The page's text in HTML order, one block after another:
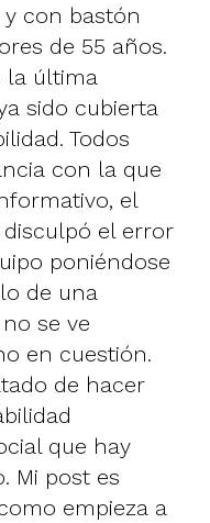
con bastón
de 55 años.
la última
sido cubierta
Todos
con la que
el
disculpó el error
poniéndose
de una
se ve
en cuestión.
de hacer
que hay
Mi post es
empieza a